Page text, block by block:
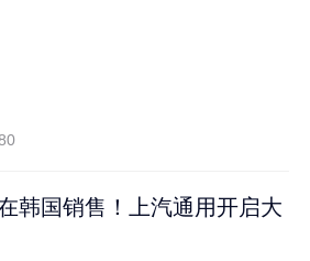
韩国销售！上汽通用开启大